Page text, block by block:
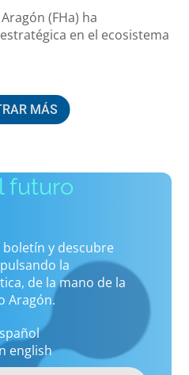
(FHa) ha
en el ecosistema
MÁS
futuro
y descubre
la
de la mano de la
Aragón.
english